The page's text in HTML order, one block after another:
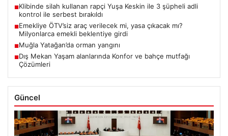
■Klibinde silah kullanan rapçi Yuşa Keskin ile 3 şüpheli adli
kontrol ile serbest bırakıldı
■Emekliye ÖTV’siz araç verilecek mi, yasa çıkacak mı?
Milyonlarca emekli beklentiye girdi
■Muğla Yatağan’da orman yangını
■Dış Mekan Yaşam alanlarında Konfor ve bahçe mutfağı
Çözümleri
Güncel